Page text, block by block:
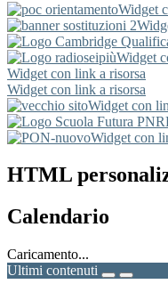
Widget
Widget
Widget con link a risorsa
Widget con link a risorsa
Widget con
Widget con
HTML
Calendario
Caricamento...
Ultimi contenuti